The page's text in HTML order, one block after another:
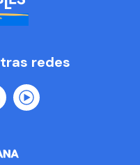
redes